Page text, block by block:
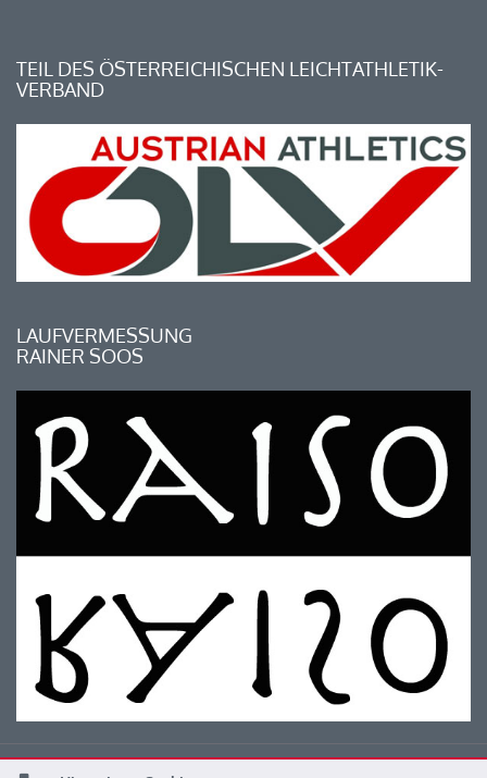
TEIL DES ÖSTERREICHISCHEN LEICHTATHLETIK-
VERBAND
LAUFVERMESSUNG
RAINER SOOS